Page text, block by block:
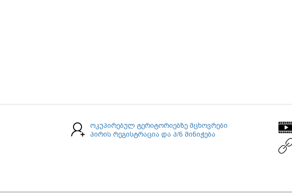
ოკუპირებულ ტერიტორიებზე მცხოვრები
პირის რეგისტრაცია და პ/ნ მინიჭება